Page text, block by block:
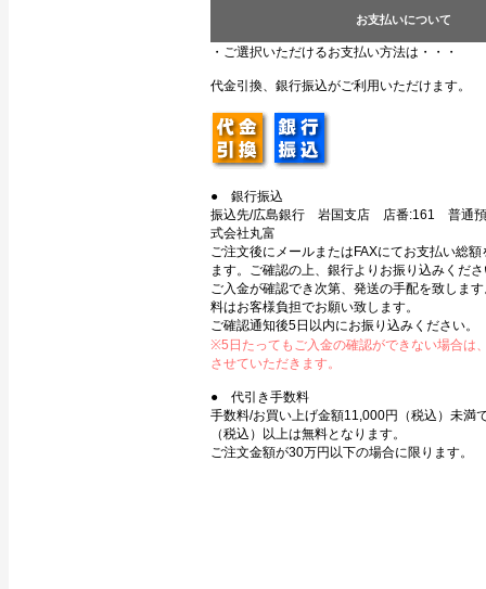
お支払いについて
・ご選択いただけるお支払い方法は・・・
代金引換、銀行振込がご利用いただけます。
● 銀行振込
振込先/広島銀行 岩国支店 店番:161 普通
式会社丸富
ご注文後にメールまたはFAXにてお支払い総
ます。ご確認の上、銀行よりお振り込みくだ
ご入金が確認でき次第、発送の手配を致しま
料はお客様負担でお願い致します。
ご確認通知後5日以内にお振り込みください。
※5日たってもご入金の確認ができない場合は
させていただきます。
● 代引き手数料
手数料/お買い上げ金額11,000円（税込）未満
（税込）以上は無料となります。
ご注文金額が30万円以下の場合に限ります。